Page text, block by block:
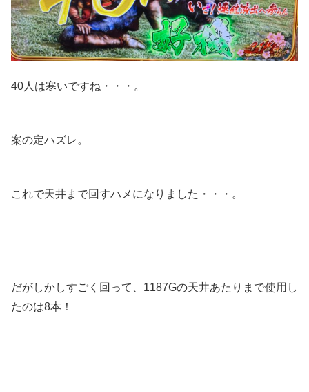
40人は寒いですね・・・。
案の定ハズレ。
これで天井まで回すハメになりました・・・。
だがしかしすごく回って、1187Gの天井あたりまで使用し
たのは8本！